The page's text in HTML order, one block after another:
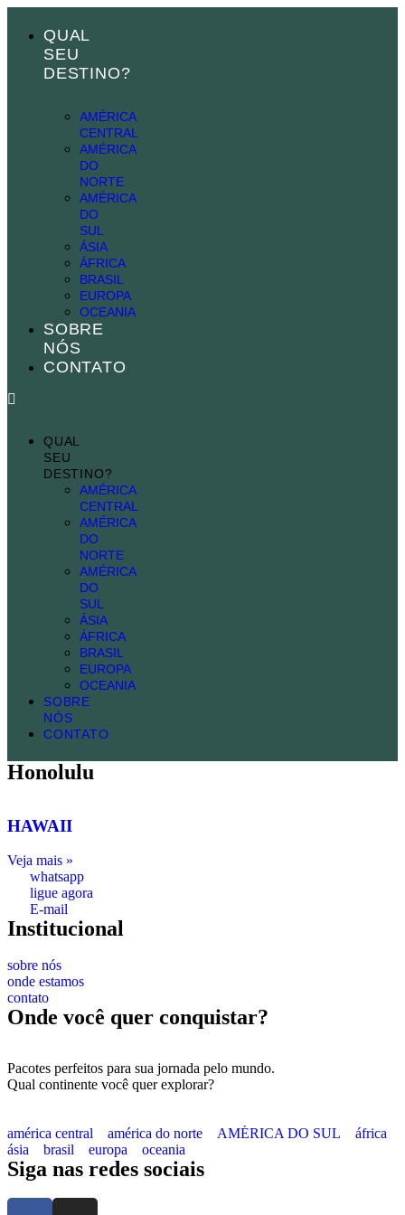
bayan
al
al
QUAL
SEU
DESTINO?
AMÉRICA
CENTRAL
AMÉRICA
DO
NORTE
AMÉRICA
DO
SUL
ÁSIA
ÁFRICA
BRASIL
EUROPA
OCEANIA
SOBRE
NÓS
CONTATO
QUAL
SEU
DESTINO?
AMÉRICA
CENTRAL
AMÉRICA
DO
NORTE
AMÉRICA
DO
SUL
ÁSIA
ÁFRICA
BRASIL
EUROPA
OCEANIA
SOBRE
NÓS
CONTATO
Honolulu
HAWAII
Veja mais »
whatsapp
ligue agora
E-mail
Institucional
sobre nós
onde estamos
contato
Onde você quer conquistar?
Pacotes perfeitos para sua jornada pelo mundo.
Qual continente você quer explorar?
américa central américa do norte AMÉRICA DO SUL
áfrica
ásia
brasil europa oceania
Siga nas redes sociais